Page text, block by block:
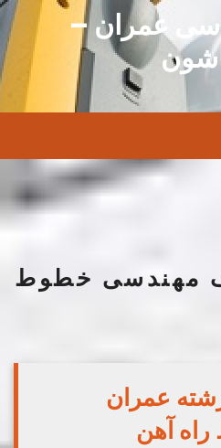
عمران –
مهندسی خطوط
عمران
آهن